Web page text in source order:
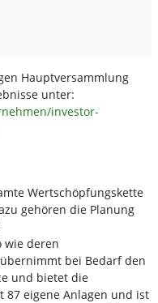
Hauptversammlung
unter:
investor-
Wertschöpfungskette
gehören die Planung
wie deren
bei Bedarf den
und bietet die
87 eigene Anlagen und ist